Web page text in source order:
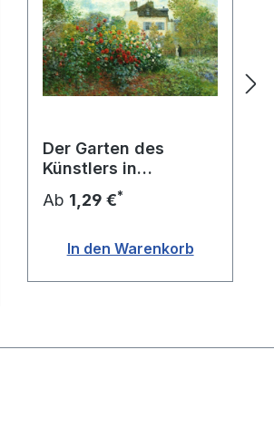
Der Garten des
Künstlers in
Argenteuil
Ab 1,29 €*
In den Warenkorb